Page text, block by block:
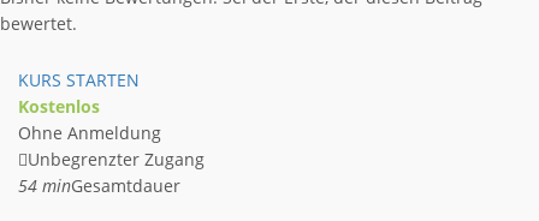
bewertet.
KURS STARTEN
Kostenlos
Ohne Anmeldung
Unbegrenzter Zugang
54 minGesamtdauer